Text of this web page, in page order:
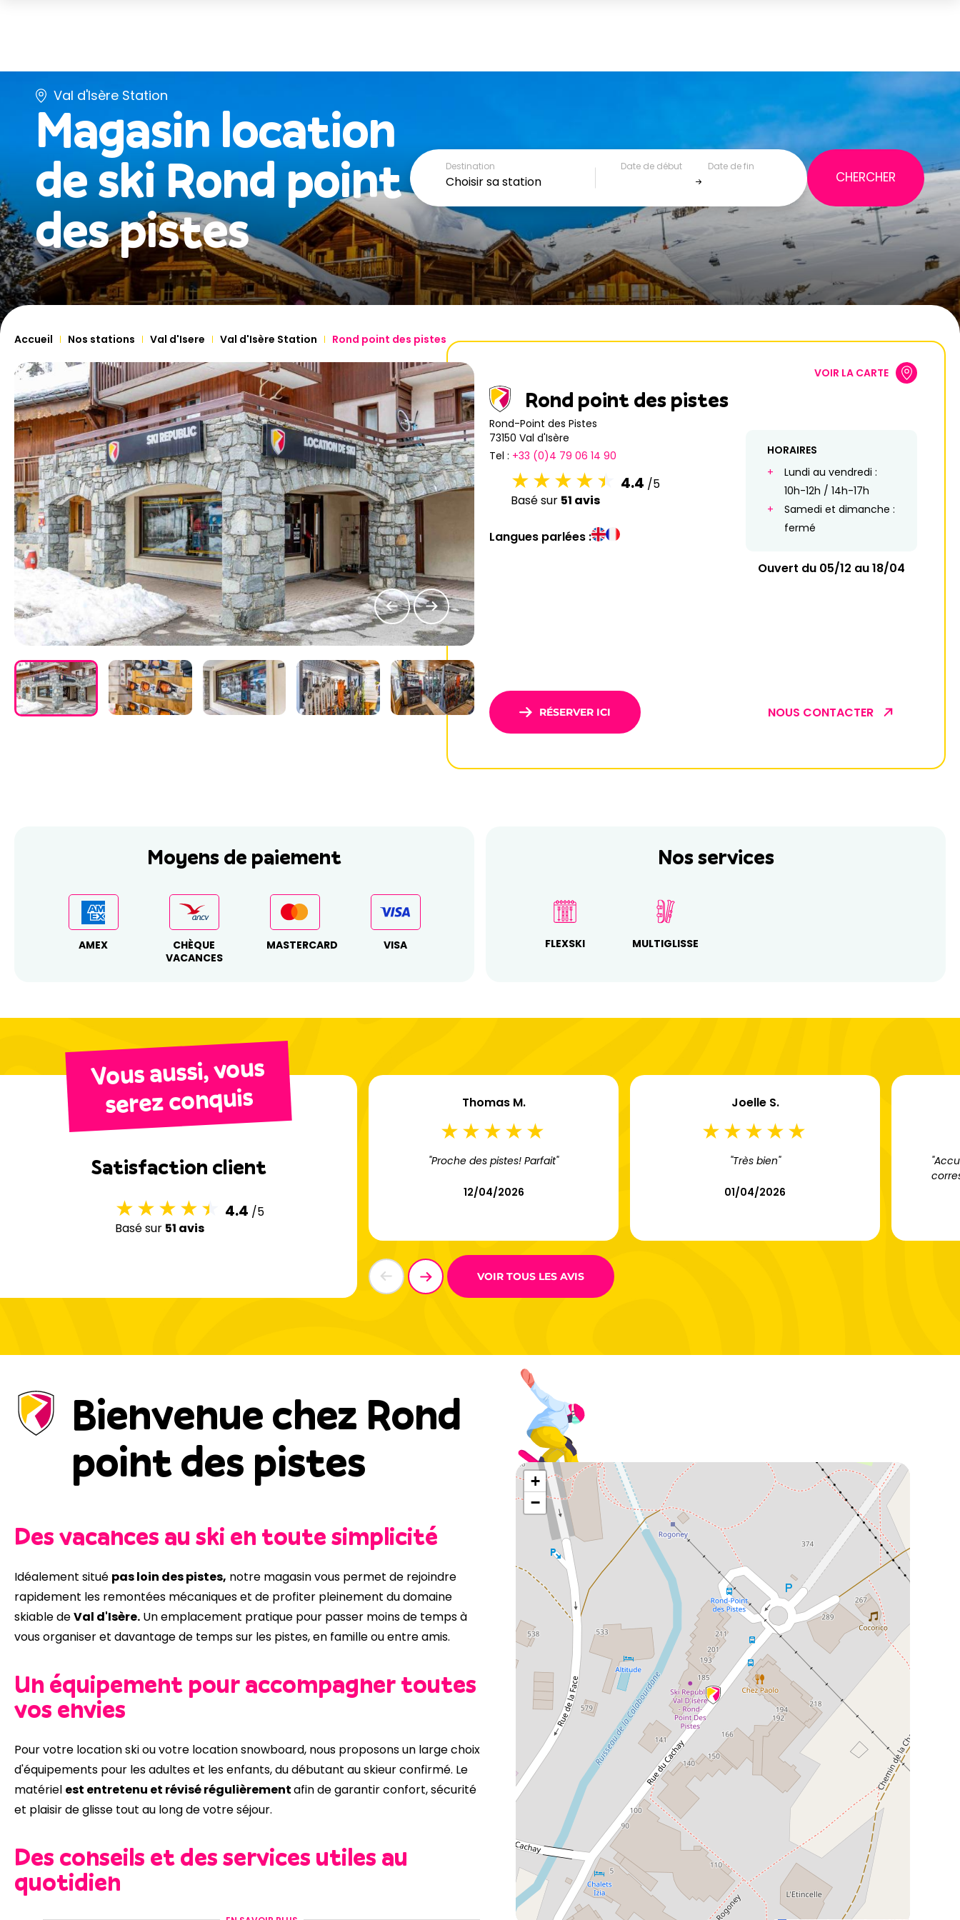
Val d'Isère Station
Magasin location
de skiRond point
des pistes
Destination
Choisir sa station
Date de début Date de fin
Accueil Nos stations Val d'Isere Val d'Isère Station Rond point des pistes
VOIR LA CARTE
Rond point des pistes
Rond-Point des Pistes
73150 Val d'Isère
Tel : +33 (0)4 79 06 14 90
4.4 /5
Basé sur 51 avis
Langues parlées :
RÉSERVER ICI
HORAIRES
Lundi au vendredi :
10h-12h / 14h-17h
Samedi et dimanche :
fermé
Ouvert du 05/12 au 18/04
NOUS CONTACTER
Moyens de paiement
AMEX
CHÈQUE
VACANCES
MASTERCARD VISA
Nos services
FLEXSKI MULTIGLISSE
Vous aussi, vous
serez conquis
Satisfaction client
4.4 /5
Basé sur 51 avis
Thomas M.
"Proche des pistes! Parfait"
12/04/2026
Joelle S.
"Très bien"
01/04/2026
VOIR TOUS LES AVIS
Bienvenue chez Rond
point des pistes
Des vacances au ski en toute simplicité
Idéalement situé pas loin des pistes, notre magasin vous permet de rejoindre
rapidement les remontées mécaniques et de profiter pleinement du domaine
skiable deVal d'Isère. Un emplacement pratique pour passer moins de temps à
vous organiser et davantage de temps sur les pistes, en famille ou entre amis.
Un équipement pour accompagner toutes
vos envies
Pour votre location ski ou votre location snowboard, nous proposons un large choix
d'équipements pour les adultes et les enfants, du débutant au skieur confirmé. Le
matériel est entretenu et révisé régulièrementafin de garantir confort, sécurité
et plaisir de glisse tout au long de votre séjour.
Des conseils et des services utiles au
quotidien
+
−